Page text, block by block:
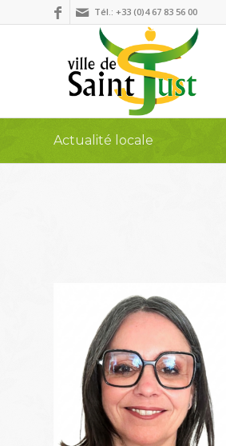
Tél.: +33 (0)4 67 83 56 00
Actualité locale